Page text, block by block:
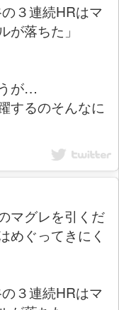
３連続HRはマ
が落ちた」
が…
するのそんなに
マグレを引くだ
めぐってきにく
３連続HRはマ